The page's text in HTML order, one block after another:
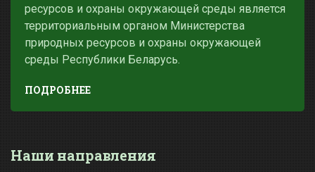
ресурсов и охраны окружающей среды является
территориальным органом Министерства
природных ресурсов и охраны окружающей
среды Республики Беларусь.
ПОДРОБНЕЕ
Наши направления